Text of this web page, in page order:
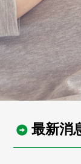
最新消